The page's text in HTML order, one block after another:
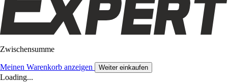
Zwischensumme
Meinen Warenkorb anzeigen Weiter einkaufen
Loading...